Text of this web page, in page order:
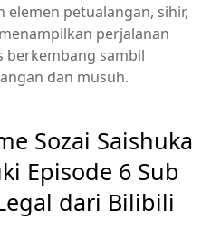
petualangan, sihir,
perjalanan
berkembang sambil
dan musuh.
Sozai Saishuka
Episode 6 Sub
dari Bilibili